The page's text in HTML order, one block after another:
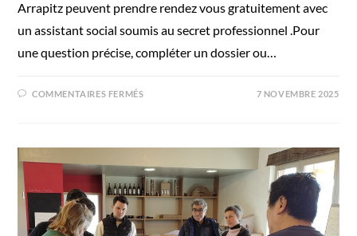
Arrapitz peuvent prendre rendez vous gratuitement avec
un assistant social soumis au secret professionnel .Pour
une question précise, compléter un dossier ou…
COMMENTAIRES FERMÉS 7 NOVEMBRE 2025